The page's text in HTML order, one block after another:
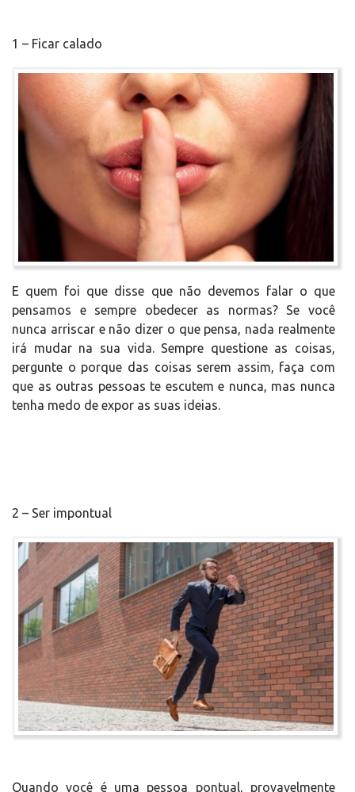
1 – Ficar calado
E quem foi que disse que não devemos falar o que
pensamos e sempre obedecer as normas? Se você
nunca arriscar e não dizer o que pensa, nada realmente
irá mudar na sua vida. Sempre questione as coisas,
pergunte o porque das coisas serem assim, faça com
que as outras pessoas te escutem e nunca, mas nunca
tenha medo de expor as suas ideias.
2 – Ser impontual
Quando você é uma pessoa pontual, provavelmente